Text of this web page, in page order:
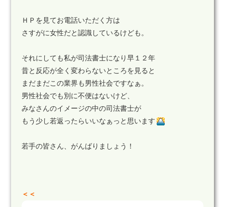
ＨＰを見てお電話いただく方は
さすがに女性だと認識しているけども。
それにしても私が司法書士になり早１２年
昔と反応が全く変わらないところを見ると
まだまだこの業界も男性社会ですなぁ。
男性社会でも別に不便はないけど、
みなさんのイメージの中の司法書士が
もう少し若返ったらいいなぁっと思います
若手の皆さん、がんばりましょう！
＜＜